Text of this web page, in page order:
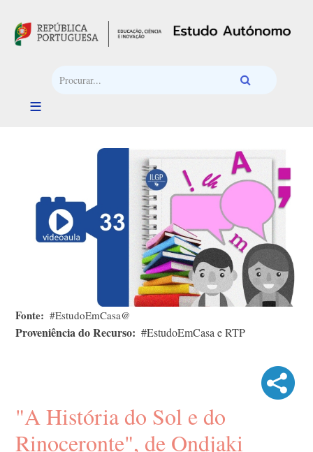
Fonte #EstudoEmCasa@
Proveniência do Recurso #EstudoEmCasa e RTP
"A História do Sol e do
Rinoceronte", de Ondjaki